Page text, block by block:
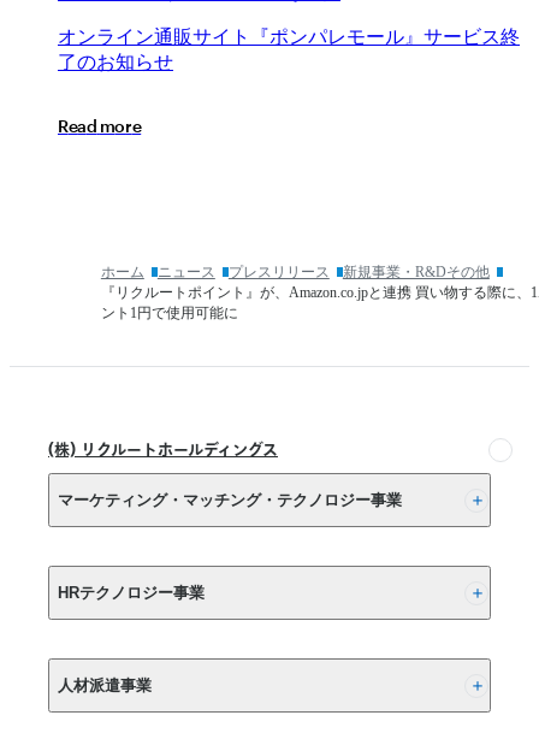
ス
終
了
知
オ
ン
ン
レ
ル』
ー
終
了
の
ら
せ
オンライ ン通販サイ ト 『ポンパレモール 』 サー ビス終
了のお知らせ
Read more
ホーム ニュース プレスリリース
新規事業・R&Dその他
『リクルートポイント』が、Amazon.co.jpと連携 買い物する際に、
ント1円で使用可能に
(株) リクルートホールディングス
マーケティング・マッチング・テクノロジー事業
(株) リクルート
HRテクノロジー事業
(株) インディードリクルートパートナーズ
人材派遣事業